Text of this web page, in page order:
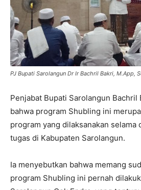
PJ Bupati Sarolangun Dr Ir Bachril Bakri, M.App,
Penjabat Bupati Sarolangun Bachril
bahwa program Shubling ini
program yang dilaksanakan selama
tugas di Kabupaten Sarolangun.
Ia menyebutkan bahwa memang
program Shubling ini pernah